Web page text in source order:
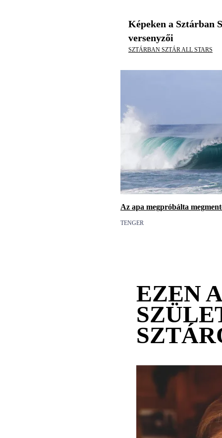
Képeken a Sztárban
versenyzői
SZTÁRBAN SZTÁR ALL STARS
Az apa megpróbálta
TENGER
EZEN